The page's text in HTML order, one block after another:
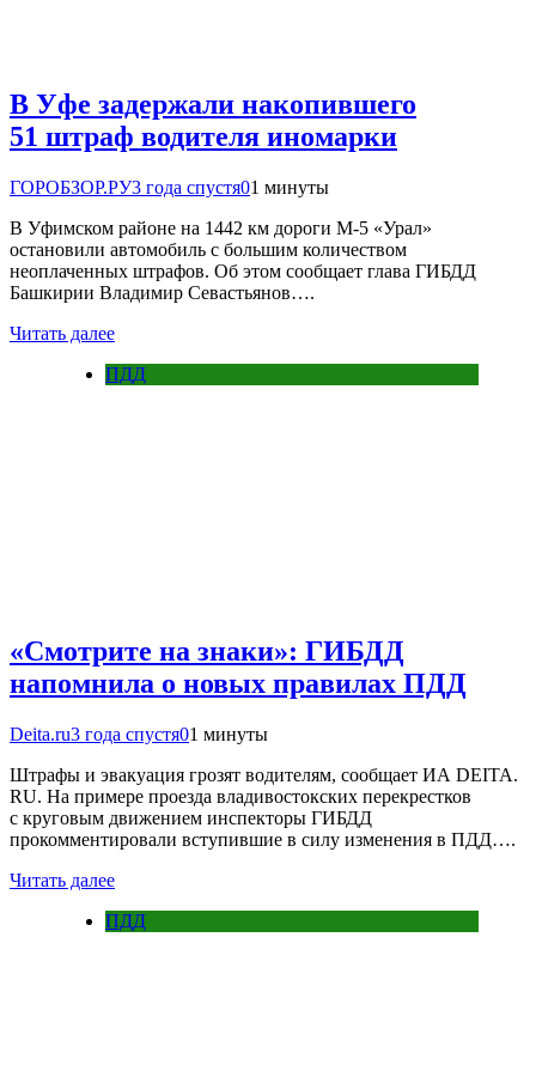
В Уфе задержали накопившего
51 штраф водителя иномарки
ГОРОБЗОР.РУ3 года спустя01 минуты
В Уфимском районе на 1442 км дороги М-5 «Урал»
остановили автомобиль с большим количеством
неоплаченных штрафов. Об этом сообщает глава ГИБДД
Башкирии Владимир Севастьянов….
Читать далее
ПДД
«Смотрите на знаки»: ГИБДД
напомнила о новых правилах ПДД
Deita.ru3 года спустя01 минуты
Штрафы и эвакуация грозят водителям, сообщает ИА DEITA.
RU. На примере проезда владивостокских перекрестков
с круговым движением инспекторы ГИБДД
прокомментировали вступившие в силу изменения в ПДД….
Читать далее
ПДД